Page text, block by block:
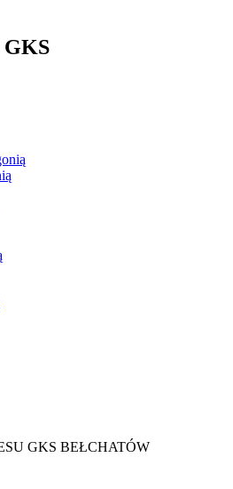
GKS
GKS BEŁCHATÓW